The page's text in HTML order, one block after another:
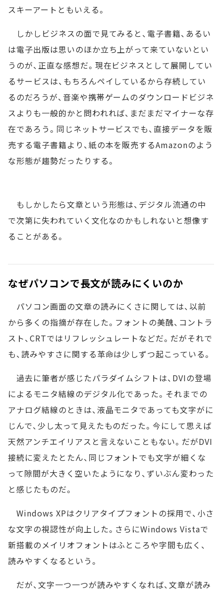
スキーアートともいえる。
しかしビジネスの面で見てみると、電子書籍、あるい
は電子出版は思いのほか立ち上がって来ていないとい
うのが、正直な感想だ。現在ビジネスとして展開してい
るサービスは、もちろんペイしているから存続してい
るのだろうが、音楽や携帯ゲームのダウンロードビジネ
スよりも一般的かと問われれば、まだまだマイナーな存
在であろう。同じネットサービスでも、直接データを販
売する電子書籍より、紙の本を販売するAmazonのよう
な形態が趨勢だったりする。
もしかしたら文章という形態は、デジタル流通の中
で次第に失われていく文化なのかもしれないと想像す
ることがある。
なぜパソコンで長文が読みにくいのか
パソコン画面の文章の読みにくさに関しては、以前
から多くの指摘が存在した。フォントの美醜、コントラ
スト、CRTではリフレッシュレートなどだ。だがそれで
も、読みやすさに関する革命は少しずつ起こっている。
過去に筆者が感じたパラダイムシフトは、DVIの登場
によるモニタ結線のデジタル化であった。それまでの
アナログ結線のときは、液晶モニタであっても文字がに
じんで、少し太って見えたものだった。今にして思えば
天然アンチエイリアスと言えないこともない。だがDVI
接続に変えたとたん、同じフォントでも文字が細くな
って隙間が大きく空いたようになり、ずいぶん変わった
と感じたものだ。
Windows XPはクリアタイプフォントの採用で、小さ
な文字の視認性が向上した。さらにWindows Vistaで
新搭載のメイリオフォントはふところや字間も広く、
読みやすくなるという。
だが、文字一つ一つが読みやすくなれば、文章が読み